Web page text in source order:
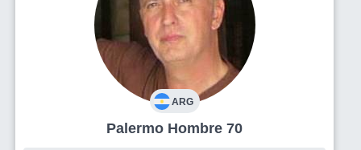
ARG
Palermo Hombre 70